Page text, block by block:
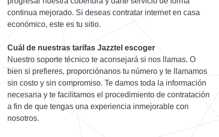
continua mejorado. Si deseas contratar internet en casa
económico, este es tu sitio.
Cuál de nuestras tarifas Jazztel escoger
Nuestro soporte técnico te aconsejará si nos llamas. O
bien si prefieres, proporciónanos tu número y te llamamos
sin costo y sin compromiso. Te damos toda la información
necesaria y te facilitamos el procedimiento de contratación
a fin de que tengas una experiencia inmejorable con
nosotros.